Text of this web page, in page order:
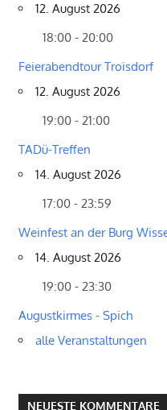
12. August 2026
18:00 - 20:00
Feierabendtour Troisdorf
12. August 2026
19:00 - 21:00
TADü-Treffen
14. August 2026
17:00 - 23:59
Weinfest an der Burg
14. August 2026
19:00 - 23:30
Augustkirmes - Spich
alle Veranstaltungen
NEUESTE KOMMENTARE